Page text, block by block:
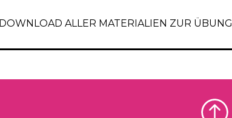
DOWNLOAD ALLER MATERIALIEN ZUR ÜBUNG